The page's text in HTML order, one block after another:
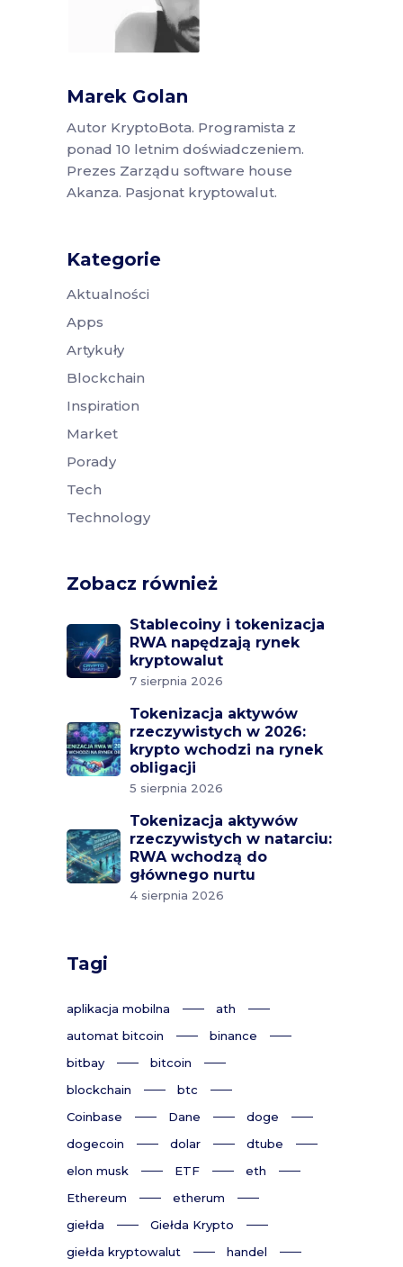
Marek Golan
Autor KryptoBota. Programista z
ponad 10 letnim doświadczeniem.
Prezes Zarządu software house
Akanza. Pasjonat kryptowalut.
Kategorie
Aktualności
Apps
Artykuły
Blockchain
Inspiration
Market
Porady
Tech
Technology
Zobacz również
Stablecoiny i tokenizacja
RWA napędzają rynek
kryptowalut
7 sierpnia 2026
Tokenizacja aktywów
rzeczywistych w 2026:
krypto wchodzi na rynek
obligacji
5 sierpnia 2026
Tokenizacja aktywów
rzeczywistych w natarciu:
RWA wchodzą do
głównego nurtu
4 sierpnia 2026
Tagi
aplikacja mobilna
ath
automat bitcoin
binance
bitbay
bitcoin
blockchain
btc
Coinbase
Dane
doge
dogecoin
dolar
dtube
elon musk
ETF
eth
Ethereum
etherum
giełda
Giełda Krypto
giełda kryptowalut
handel